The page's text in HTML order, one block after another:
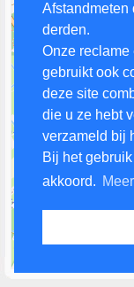
Afstandmeten
derden.
Onze reclame
gebruikt ook
deze site
die u ze hebt
verzameld bij
Bij het
akkoord.